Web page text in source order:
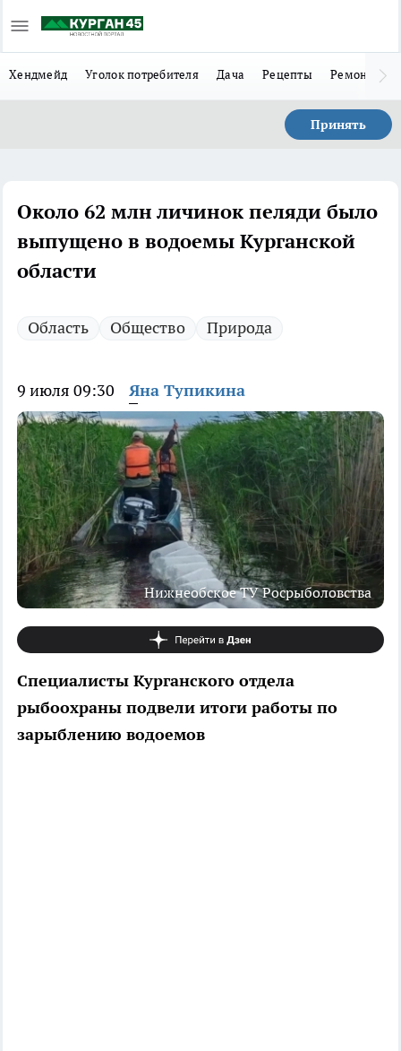
Хендмейд Уголок потребителя Дача Рецепты Ремонт
Принять
Около 62 млн личинок пеляди было
выпущено в водоемы Курганской
области
Область Общество Природа
9 июля 09:30 Яна Тупикина
Нижнеобское ТУ Росрыболовства
Специалисты Курганского отдела
рыбоохраны подвели итоги работы по
зарыблению водоемов